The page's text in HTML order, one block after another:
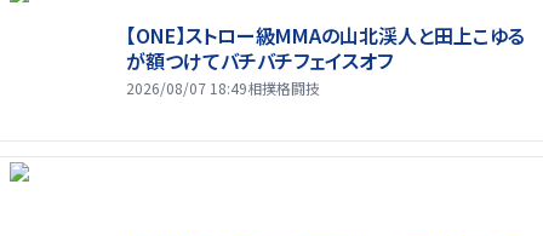
【ONE】ストロー級MMAの山北渓人と田上こゆる
が額つけてバチバチフェイスオフ
2026/08/07 18:49相撲格闘技